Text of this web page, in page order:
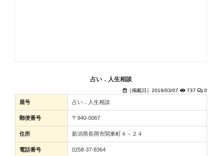
占い．人生相談
［掲載日］2019/03/07 737 0
屋号 占い．人生相談
郵便番号 〒940-0067
住所 新潟県長岡市関東町４－２４
電話番号 0258-37-8364